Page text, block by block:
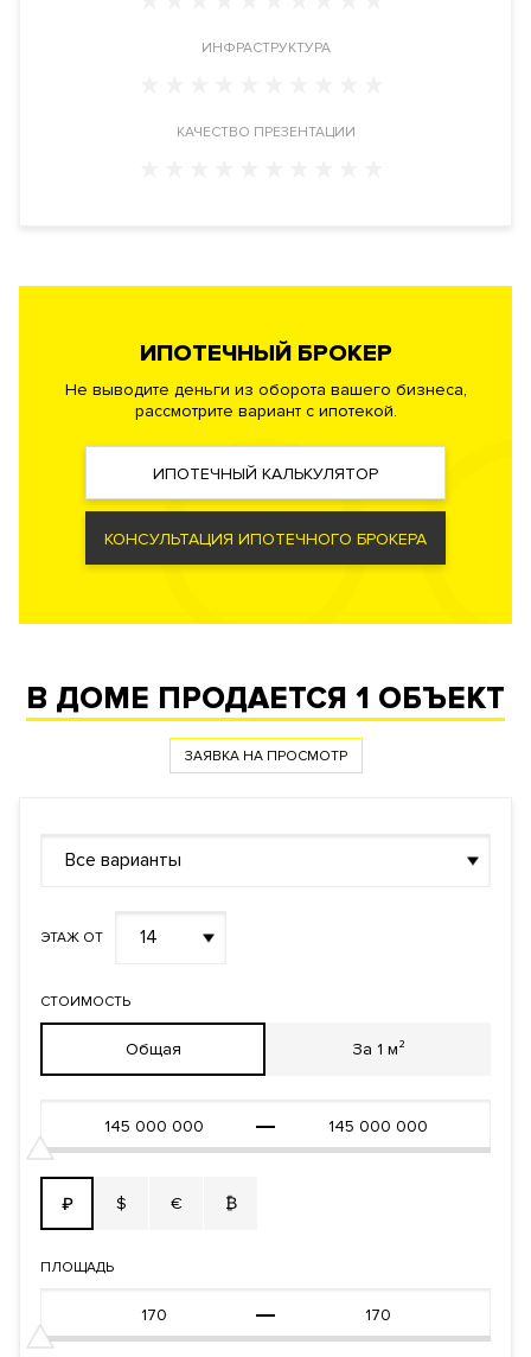
Комплекс расположен в самом центре Москвы районе Арбат
домом. Центральные системы приточно-вытяжной
вентиляции и кондиционирования. Фильтры очистки воздуха,
системы очистки воды до уровня питьевой, малошумные
лифты. Индивидуальный тепловой пункт. Автоматическая
система пожаротушения, противопожарная сигнализация.
Безопасность
Профессиональная служба охраны. Закрытая и охраняемая
территория. Система контроля и управления доступом.
помощью проксимити карт. Видеонаблюдение периметра.
ИНФРАСТРУКТУРА
КАЧЕСТВО ПРЕЗЕНТАЦИИ
ИПОТЕЧНЫЙ БРОКЕР
Не выводите деньги из оборота вашего бизнеса,
рассмотрите вариант с ипотекой.
ИПОТЕЧНЫЙ КАЛЬКУЛЯТОР
КОНСУЛЬТАЦИЯ ИПОТЕЧНОГО БРОКЕРА
В ДОМЕ ПРОДАЕТСЯ 1 ОБЪЕКТ
ЗАЯВКА НА ПРОСМОТР
Все варианты
ЭТАЖ ОТ 14
СТОИМОСТЬ
Общая За 1 м²
₽ $ € ₿
ПЛОЩАДЬ